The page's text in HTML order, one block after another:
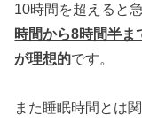
10時間を超えると
時間から8時間半ま
が理想的です。
また睡眠時間とは